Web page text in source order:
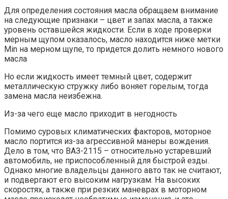
Для определения состояния масла обращаем внимание
на следующие признаки – цвет и запах масла, а также
уровень оставшейся жидкости. Если в ходе проверки
мерным щупом оказалось, масло находится ниже метки
Min на мерном щупе, то придется долить немного нового
масла
Но если жидкость имеет темный цвет, содержит
металлическую стружку либо воняет горелым, тогда
замена масла неизбежна.
Из-за чего еще масло приходит в негодность
Помимо суровых климатических факторов, моторное
масло портится из-за агрессивной манеры вождения.
Дело в том, что ВАЗ-2115 – относительно устаревший
автомобиль, не приспособленный для быстрой езды.
Однако многие владельцы данного авто так не считают,
и подвергают его высоким нагрузкам. На высоких
скоростях, а также при резких маневрах в моторном